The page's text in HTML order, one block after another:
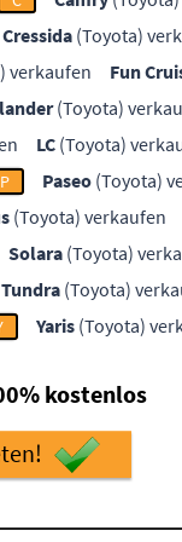
Cressida (Toyota)
verkaufen Fun
(Toyota)
LC (Toyota)
P Paseo (Toyota)
(Toyota) verkaufen
Solara (Toyota)
Tundra (Toyota)
Yaris (Toyota)
kostenlos